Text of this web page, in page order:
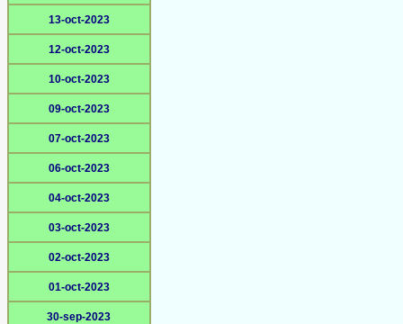
13-oct-2023
12-oct-2023
10-oct-2023
09-oct-2023
07-oct-2023
06-oct-2023
04-oct-2023
03-oct-2023
02-oct-2023
01-oct-2023
30-sep-2023